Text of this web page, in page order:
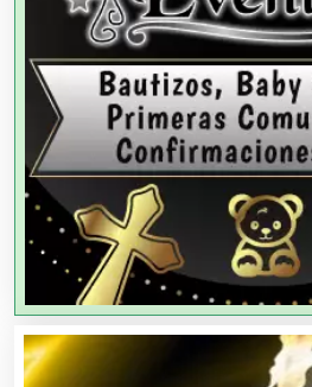
Agencias de Modelos
Agencias de Publicidad
Agencias de Viajes
Agricultores